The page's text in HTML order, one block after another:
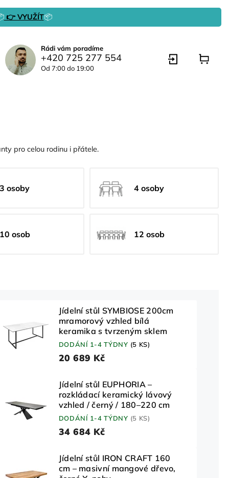
👉 VYUŽÍT📦
Rádi vám poradíme
+420 725 277 554
Od 7:00 do 19:00
pro celou rodinu i přátele.
3 osoby 4 osoby
10 osob 12 osob
Jídelní stůl SYMBIOSE 200cm
mramorový vzhled bílá
keramika s tvrzeným sklem
DODÁNÍ 1-4 TÝDNY (5 KS)
20 689 Kč
Jídelní stůl EUPHORIA –
rozkládací keramický lávový
vzhled / černý / 180–220 cm
DODÁNÍ 1-4 TÝDNY (5 KS)
34 684 Kč
Jídelní stůl IRON CRAFT 160
cm – masivní mangové dřevo,